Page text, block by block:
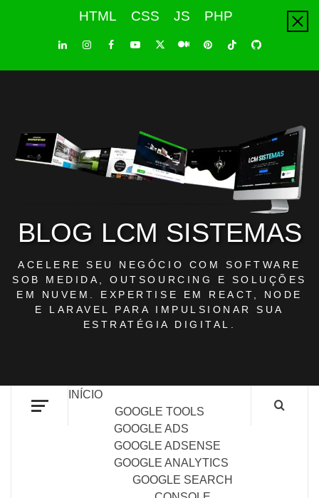
HTML CSS JS PHP
LinkedInInstagramFacebookYoutube
X PinterestTiktokGithub
BLOG LCM SISTEMAS
ACELERE SEU NEGÓCIO COM SOFTWARE
SOB MEDIDA, OUTSOURCING E SOLUÇÕES
EM NUVEM. EXPERTISE EM REACT, NODE
E LARAVEL PARA IMPULSIONAR SUA
ESTRATÉGIA DIGITAL.
INÍCIO
GOOGLE TOOLS
GOOGLE ADS
GOOGLE ADSENSE
GOOGLE ANALYTICS
GOOGLE SEARCH